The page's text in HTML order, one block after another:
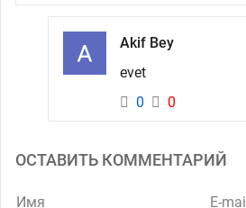
Akif Bey
evet
0
0
ОСТАВИТЬ КОММЕНТАРИЙ
Имя E-mail